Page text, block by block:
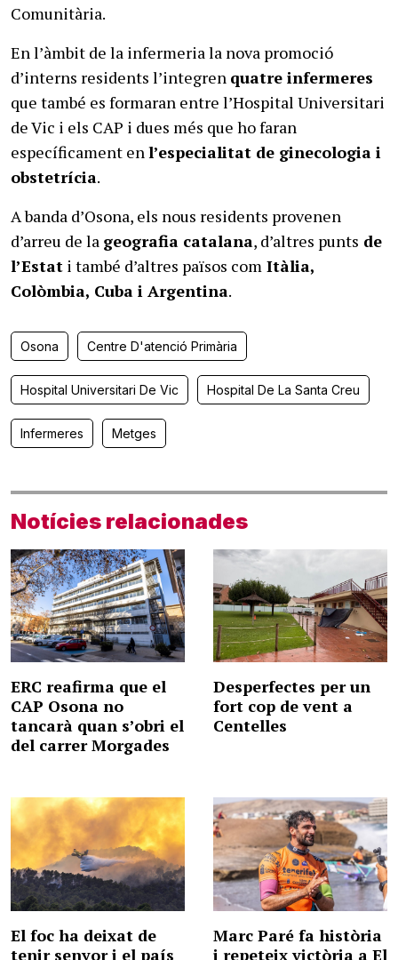
Comunitària.
En l’àmbit de la infermeria la nova promoció
d’interns residents l’integren quatre infermeres
que també es formaran entre l’Hospital Universitari
de Vic i els CAP i dues més que ho faran
específicament enl’especialitat de ginecologia i
obstetrícia.
A banda d’Osona, els nous residents provenen
d’arreu de la geografia catalana, d’altres punts de
l’Estat i també d’altres països com Itàlia,
Colòmbia, Cuba i Argentina.
Osona Centre D'atenció Primària
Hospital Universitari De Vic Hospital De La Santa Creu
Infermeres Metges
Notícies relacionades
ERC reafirma que el
CAP Osona no
tancarà quan s’obri el
del carrer Morgades
Desperfectes per un
fort cop de vent a
Centelles
El foc ha deixat de
tenir senyor i el país
Marc Paré fa història
i repeteix victòria a El